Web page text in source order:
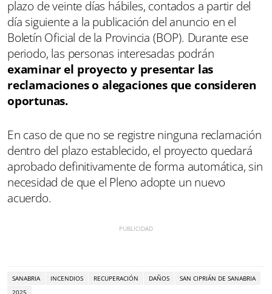
plazo de veinte días hábiles, contados a partir del
día siguiente a la publicación del anuncio en el
Boletín Oficial de la Provincia (BOP). Durante ese
periodo, las personas interesadas podrán
examinar el proyecto y presentar las
reclamaciones o alegaciones que consideren
oportunas.
En caso de que no se registre ninguna reclamación
dentro del plazo establecido, el proyecto quedará
aprobado definitivamente de forma automática, sin
necesidad de que el Pleno adopte un nuevo
acuerdo.
SANABRIA INCENDIOS RECUPERACIÓN DAÑOS
SAN CIPRIÁN DE SANABRIA